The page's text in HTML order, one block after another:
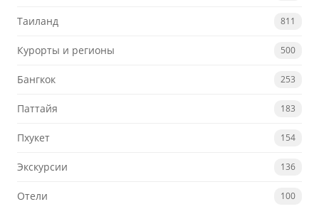
Таиланд 811
Курорты и регионы 500
Бангкок 253
Паттайя 183
Пхукет 154
Экскурсии 136
Отели 100